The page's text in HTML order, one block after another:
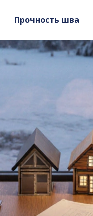
Прочность шва